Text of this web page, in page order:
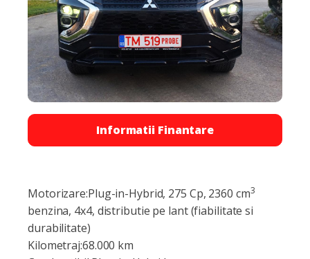
Informatii Finantare
Motorizare:Plug-in-Hybrid, 275 Cp, 2360 cm3
benzina, 4x4, distributie pe lant (fiabilitate si
durabilitate)
Kilometraj:68.000 km